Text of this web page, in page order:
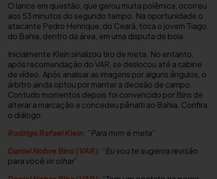
O lance em questão, que gerou muita polêmica, ocorreu
aos 53 minutos do segundo tempo. Na oportunidade o
atacante Pedro Henrique, do Ceará, toca o jovem Tiago,
do Bahia, dentro da área, em uma disputa de bola.
Inicialmente Klein sinalizou tiro de meta. No entanto,
após recomendação do VAR, se deslocou até a cabine
de vídeo. Após analisar as imagens por alguns ângulos, o
árbitro ainda optou por manter a decisão de campo.
Contudo momentos depois foi convencido por Bins de
alterar a marcação e concedeu pênalti ao Bahia. Confira
o diálogo:
Rodrigo Rafael Klein: “Para mim é meta”
Daniel Nobre Bins (VAR): “Eu vou te sugerira revisão
para você vir olhar”